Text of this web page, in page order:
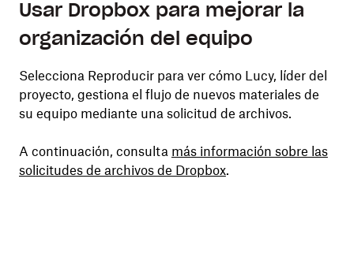
Usar Dropbox para mejorar la
organización del equipo
Selecciona Reproducir para ver cómo Lucy, líder del
proyecto, gestiona el flujo de nuevos materiales de
su equipo mediante una solicitud de archivos.
A continuación, consulta más información sobre las
solicitudes de archivos de Dropbox.